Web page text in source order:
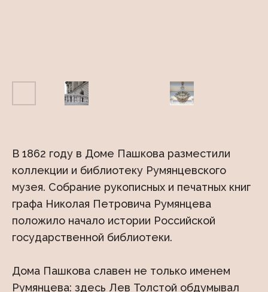
В 1862 году в Доме Пашкова разместили
коллекции и библиотеку Румянцевского
музея. Собрание рукописных и печатных книг
графа Николая Петровича Румянцева
положило начало истории Российской
государственной библиотеки.
Дома Пашкова славен не только именем
Румянцева: здесь Лев Толстой обдумывал